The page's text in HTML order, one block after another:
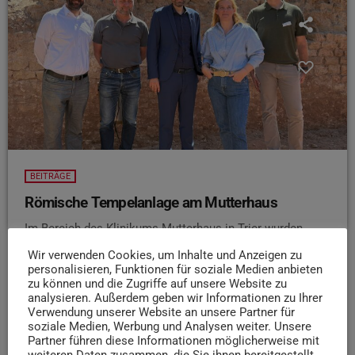
BEITRÄGE
Römische Tempelanlage am Mutterhaus
Im Bereich des Klinikums Mutterhaus in Trier wurden
großen römischen Tempelanlage entdeckt. Die
Fundamente stammen vermutlich von einem
repräsentativen Tempel mit Säulenhalle, der in der Antike
etwa 115 × 90 Meter groß gewesen sein könnte. Aufgrund
einer bereits im 18. Jahrhundert gefundenen Inschrift für
Wir verwenden Cookies, um Inhalte und Anzeigen zu
personalisieren, Funktionen für soziale Medien anbieten
zu können und die Zugriffe auf unsere Website zu
analysieren. Außerdem geben wir Informationen zu Ihrer
Verwendung unserer Website an unsere Partner für
soziale Medien, Werbung und Analysen weiter. Unsere
Partner führen diese Informationen möglicherweise mit